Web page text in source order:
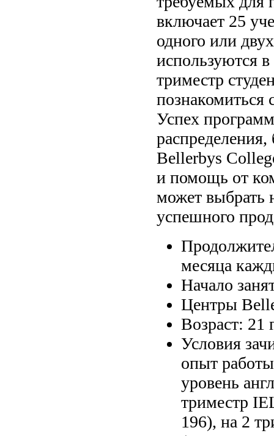
включает 25
одного или
используются в
триместр
познакомиться
Успех
Bellerbys
и помощь от
может выбрать
успешного
месяца
Начало
Центры
Возраст: 21
Условия
опыт
уровень
триместр
196), на 2